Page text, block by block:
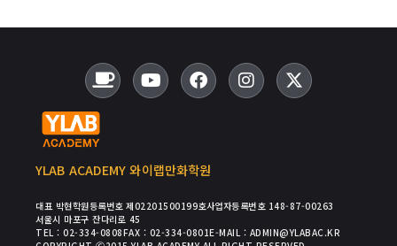
YLAB ACADEMY 와이랩만화학원
대표 박현학원등록번호 제02201500199호사업자등록번호 148-87-00263
서울시 마포구 잔다리로 45
TEL : 02-334-0808FAX : 02-334-0801E-MAIL : ADMIN@YLABAC.KR